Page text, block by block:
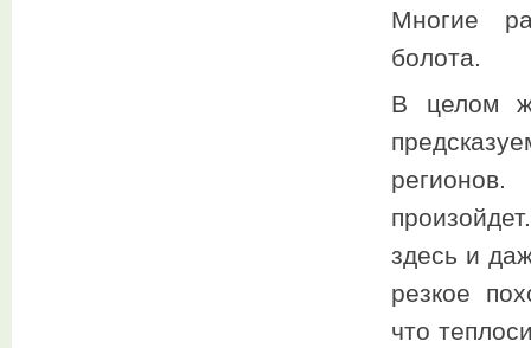
Многие
болота.
В целом
здесь и
резкое
что